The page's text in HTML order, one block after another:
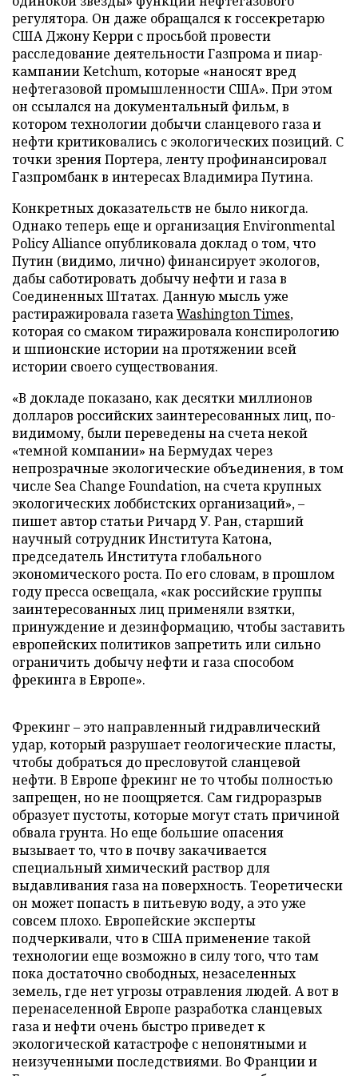
регулятора. Он даже обращался к госсекретарю
США Джону Керри с просьбой провести
расследование деятельности Газпрома и пиар-
кампании Ketchum, которые «наносят вред
нефтегазовой промышленности США». При этом
он ссылался на документальный фильм, в
котором технологии добычи сланцевого газа и
нефти критиковались с экологических позиций. С
точки зрения Портера, ленту профинансировал
Газпромбанк в интересах Владимира Путина.
Конкретных доказательств не было никогда.
Однако теперь еще и организация Environmental
Policy Alliance опубликовала доклад о том, что
Путин (видимо, лично) финансирует экологов,
дабы саботировать добычу нефти и газа в
Соединенных Штатах. Данную мысль уже
растиражировала газетаWashington Times,
которая со смаком тиражировала конспирологию
и шпионские истории на протяжении всей
истории своего существования.
«В докладе показано, как десятки миллионов
долларов российских заинтересованных лиц, по-
видимому, были переведены на счета некой
«темной компании» на Бермудах через
непрозрачные экологические объединения, в том
числе Sea Change Foundation, на счета крупных
экологических лоббистских организаций», –
пишет автор статьи Ричард У. Ран, старший
научный сотрудник Института Катона,
председатель Института глобального
экономического роста. По его словам, в прошлом
году пресса освещала, «как российские группы
заинтересованных лиц применяли взятки,
принуждение и дезинформацию, чтобы заставить
европейских политиков запретить или сильно
ограничить добычу нефти и газа способом
фрекинга в Европе».
Фрекинг – это направленный гидравлический
удар, который разрушает геологические пласты,
чтобы добраться до пресловутой сланцевой
нефти. В Европе фрекинг не то чтобы полностью
запрещен, но не поощряется. Сам гидроразрыв
образует пустоты, которые могут стать причиной
обвала грунта. Но еще большие опасения
вызывает то, что в почву закачивается
специальный химический раствор для
выдавливания газа на поверхность. Теоретически
он может попасть в питьевую воду, а это уже
совсем плохо. Европейские эксперты
подчеркивали, что в США применение такой
технологии еще возможно в силу того, что там
пока достаточно свободных, незаселенных
земель, где нет угрозы отравления людей. А вот в
перенаселенной Европе разработка сланцевых
газа и нефти очень быстро приведет к
экологической катастрофе с непонятными и
неизученными последствиями. Во Франции и